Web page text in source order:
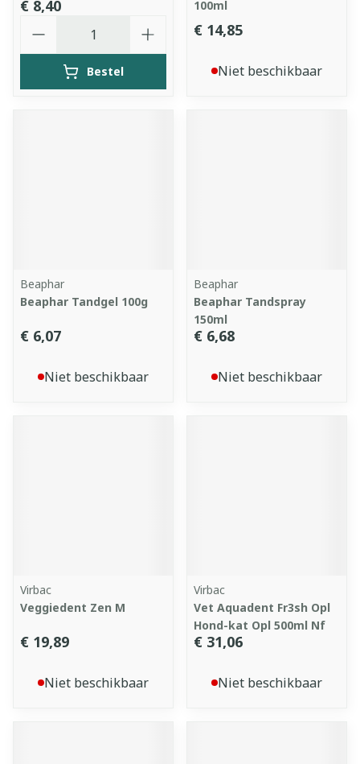
€ 8,40
Bestel
100ml
€ 14,85
Niet beschikbaar
Beaphar
Beaphar Tandgel 100g
€ 6,07
Niet beschikbaar
Beaphar
Beaphar Tandspray
150ml
€ 6,68
Niet beschikbaar
Virbac
Veggiedent Zen M
€ 19,89
Niet beschikbaar
Virbac
Vet Aquadent Fr3sh Opl
Hond-kat Opl 500ml Nf
€ 31,06
Niet beschikbaar